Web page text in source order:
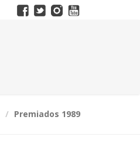
Premiados 1989